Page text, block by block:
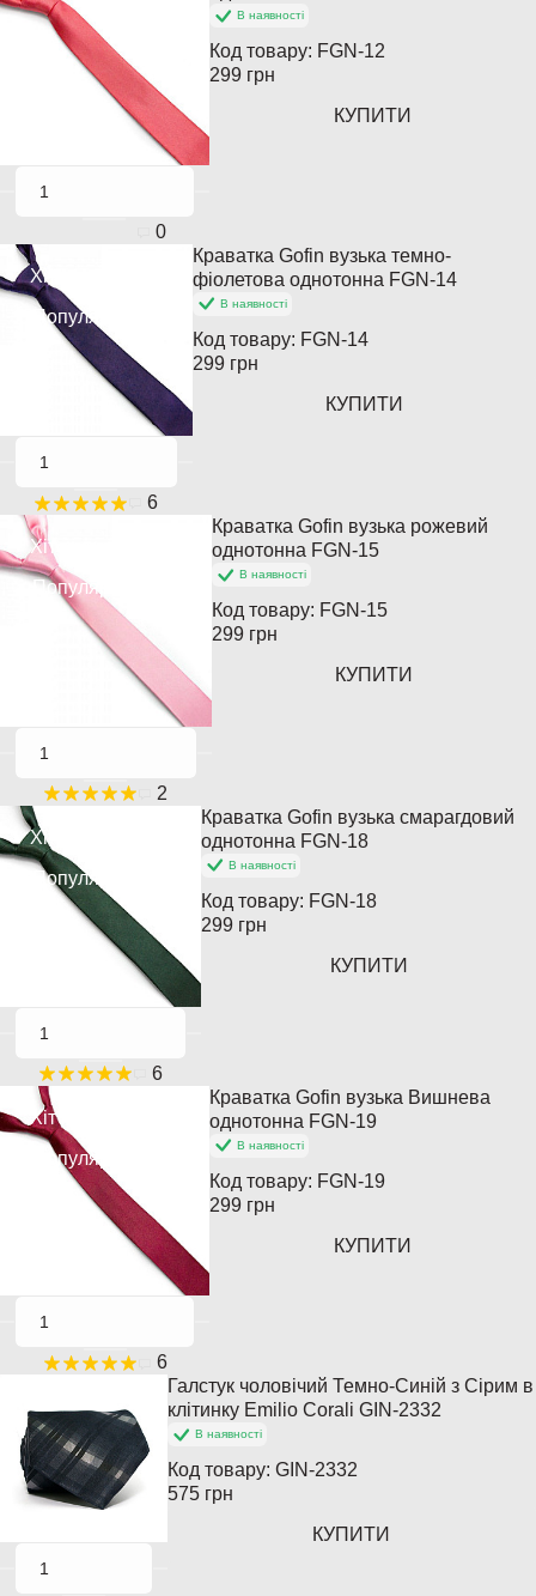
0
В наявності
Код товару: FGN-12
299 грн
КУПИТИ
Хіт продажів
Популярний
6
Краватка Gofin вузька темно-
фіолетова однотонна FGN-14
В наявності
Код товару: FGN-14
299 грн
КУПИТИ
Хіт продажів
Популярний
2
Краватка Gofin вузька рожевий
однотонна FGN-15
В наявності
Код товару: FGN-15
299 грн
КУПИТИ
Хіт продажів
Популярний
6
Краватка Gofin вузька смарагдовий
однотонна FGN-18
В наявності
Код товару: FGN-18
299 грн
КУПИТИ
Хіт продажів
Популярний
6
Краватка Gofin вузька Вишнева
однотонна FGN-19
В наявності
Код товару: FGN-19
299 грн
КУПИТИ
Галстук чоловічий Темно-Синій з Сірим в
клітинку Emilio Corali GIN-2332
В наявності
Код товару: GIN-2332
575 грн
КУПИТИ